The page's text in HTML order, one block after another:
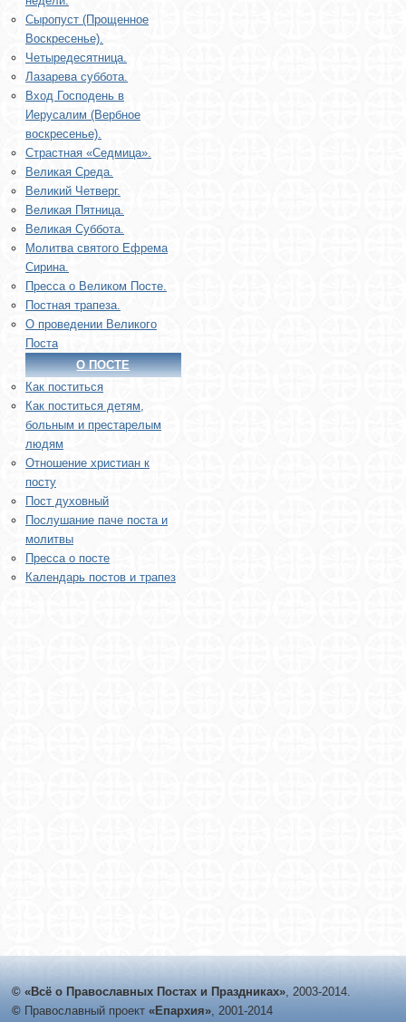
Сыропуст (Прощенное
Воскресенье).
Четыредесятница.
Лазарева суббота.
Вход Господень в
Иерусалим (Вербное
воскресенье).
Страстная «Седмица».
Великая Среда.
Великий Четверг.
Великая Пятница.
Великая Суббота.
Молитва святого Ефрема
Сирина.
Пресса о Великом Посте.
Постная трапеза.
О проведении Великого
Поста
О ПОСТЕ
Как поститься
Как поститься детям,
больным и престарелым
людям
Отношение христиан к
посту
Пост духовный
Послушание паче поста и
молитвы
Пресса о посте
Календарь постов и трапез
© «Всё о Православных Постах и Праздниках», 2003-2014.
© Православный проект «Епархия», 2001-2014